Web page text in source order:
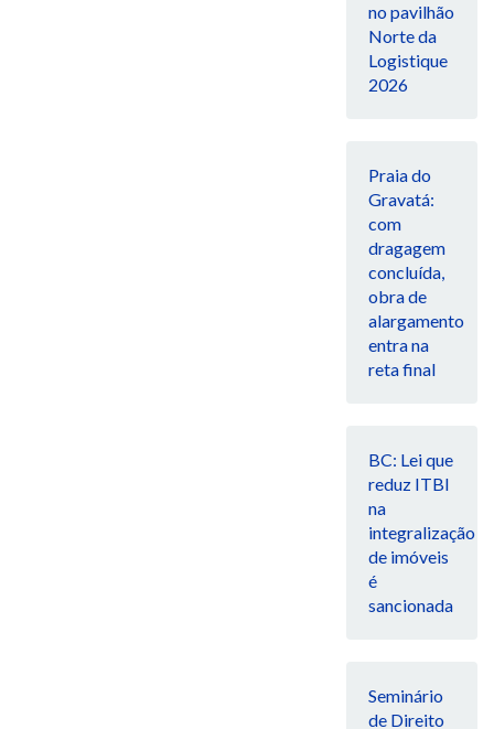
no pavilhão
Norte da
Logistique
2026
Praia do
Gravatá:
com
dragagem
concluída,
obra de
alargamento
entra na
reta final
BC: Lei que
reduz ITBI
na
integralização
de imóveis
é
sancionada
Seminário
de Direito